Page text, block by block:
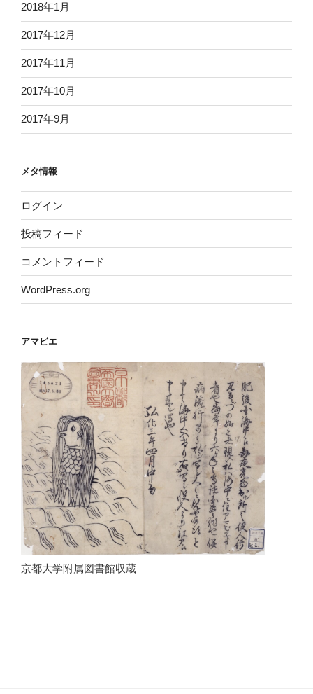
2018年1月
2017年12月
2017年11月
2017年10月
2017年9月
メタ情報
ログイン
投稿フィード
コメントフィード
WordPress.org
アマビエ
京都大学附属図書館収蔵